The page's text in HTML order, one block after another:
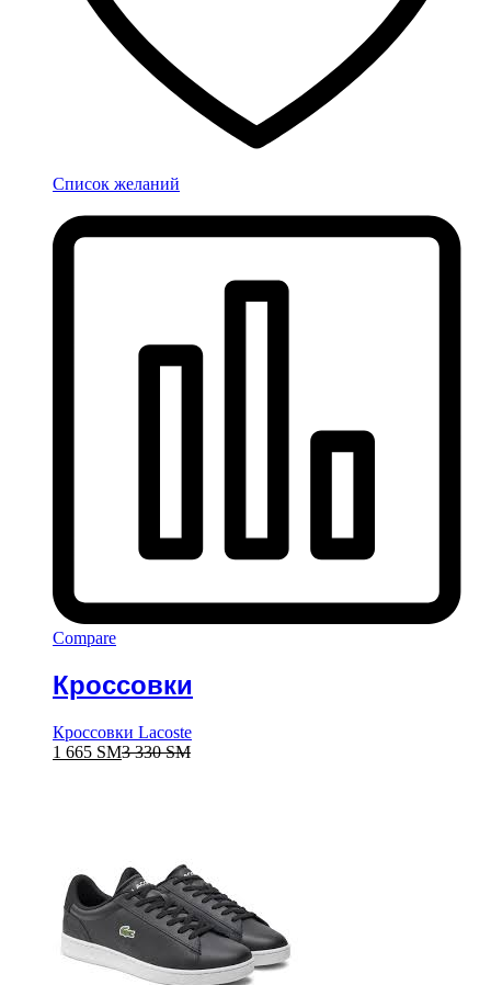
Список желаний
Compare
Кроссовки
Кроссовки Lacoste
1 665 ЅМ3 330ЅМ